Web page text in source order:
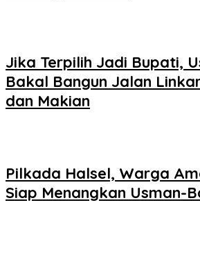
Jika Terpilih Jadi Bupati,
Bakal Bangun Jalan
dan Makian
Pilkada Halsel, Warga
Siap Menangkan Usman-